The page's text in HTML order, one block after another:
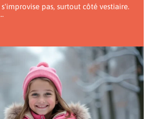
pas, surtout côté vestiaire.
…